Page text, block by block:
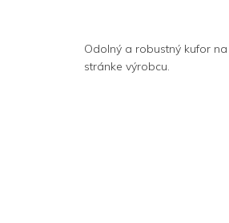
Odolný a robustný kufor
stránke výrobcu.